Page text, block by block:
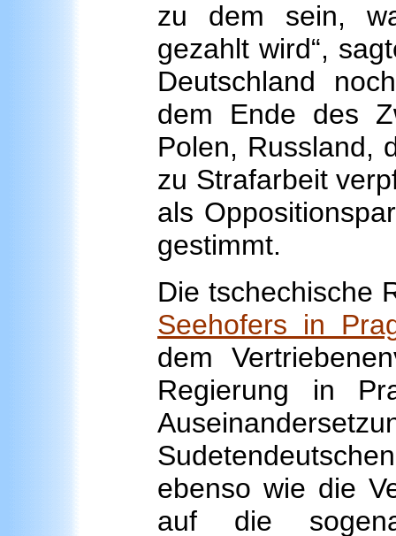
zu dem sein,
gezahlt wird“,
Deutschland
dem Ende des
Polen, Russland,
zu Strafarbeit
als
gestimmt.
Die tschechische
Seehofers in
dem
Regierung in
ebenso wie die
auf die